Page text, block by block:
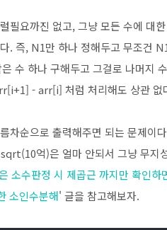
필요까진 없고, 그냥 모든 수에 대
. 즉, N1만 하나 정해두고 무조건
수 하나 구해두고 그걸로 나머지
- arr[i] 처럼 처리해도 상관 없
차순으로 출력해주면 되는 문제이
억)은 얼마 안되서 그냥 무지
소수판정 시 제곱근 까지만 확인하
소인수분해' 글을 참고해보자.